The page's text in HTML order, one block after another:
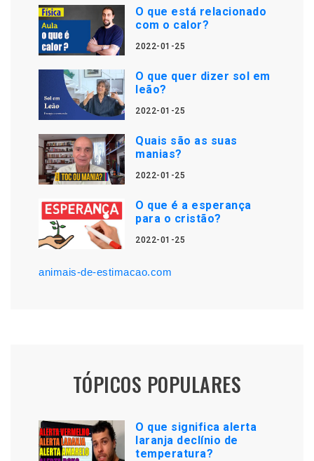
O que está relacionado
com o calor?
2022-01-25
O que quer dizer sol em
leão?
2022-01-25
Quais são as suas
manias?
2022-01-25
O que é a esperança
para o cristão?
2022-01-25
animais-de-estimacao.com
TÓPICOS POPULARES
O que significa alerta
laranja declínio de
temperatura?